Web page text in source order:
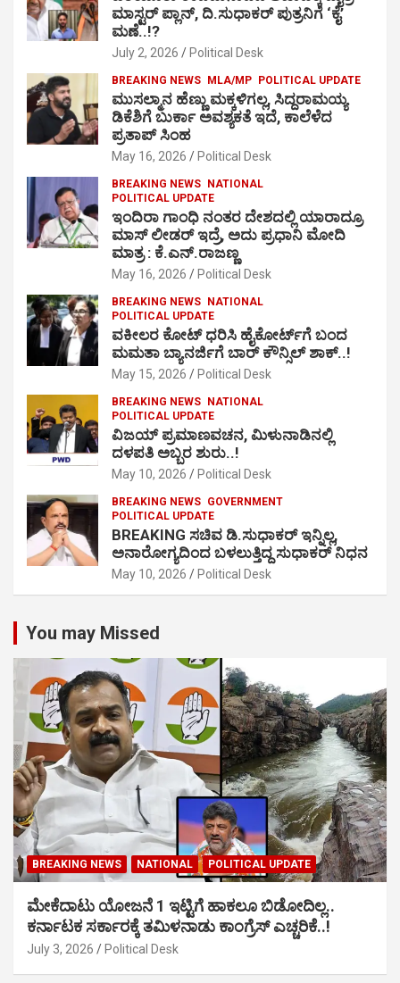
ಮಾಸ್ಟರ್ ಪ್ಲಾನ್, ದಿ.ಸುಧಾಕರ್ ಪುತ್ರನಿಗೆ ‘ಕೈ’
ಮಣೆ..!?
July 2, 2026 Political Desk
BREAKING NEWS MLA/MP POLITICAL UPDATE
ಮುಸಲ್ಮಾನ ಹೆಣ್ಣು ಮಕ್ಕಳಿಗಲ್ಲ, ಸಿದ್ದರಾಮಯ್ಯ
ಡಿಕೆಶಿಗೆ ಬುರ್ಕಾ ಅವಶ್ಯಕತೆ ಇದೆ, ಕಾಲೆಳೆದ
ಪ್ರತಾಪ್ ಸಿಂಹ
May 16, 2026 Political Desk
BREAKING NEWS
NATIONAL
POLITICAL UPDATE
ಇಂದಿರಾ ಗಾಂಧಿ ನಂತರ ದೇಶದಲ್ಲಿ ಯಾರಾದ್ರೂ
ಮಾಸ್ ಲೀಡರ್ ಇದ್ರೆ, ಅದು ಪ್ರಧಾನಿ ಮೋದಿ
ಮಾತ್ರ : ಕೆ.ಎನ್.ರಾಜಣ್ಣ
May 16, 2026 Political Desk
BREAKING NEWS
NATIONAL
POLITICAL UPDATE
ವಕೀಲರ ಕೋಟ್ ಧರಿಸಿ ಹೈಕೋರ್ಟ್​ಗೆ ಬಂದ
ಮಮತಾ ಬ್ಯಾನರ್ಜಿಗೆ ಬಾರ್ ಕೌನ್ಸಿಲ್ ಶಾಕ್..!
May 15, 2026 Political Desk
BREAKING NEWS
NATIONAL
POLITICAL UPDATE
ವಿಜಯ್ ಪ್ರಮಾಣವಚನ, ಮಿಳುನಾಡಿನಲ್ಲಿ
ದಳಪತಿ ಅಬ್ಬರ ಶುರು..!
May 10, 2026 Political Desk
BREAKING NEWS GOVERNMENT
POLITICAL UPDATE
BREAKING ಸಚಿವ ಡಿ.ಸುಧಾಕರ್ ಇನ್ನಿಲ್ಲ,
ಅನಾರೋಗ್ಯದಿಂದ ಬಳಲುತ್ತಿದ್ದ ಸುಧಾಕರ್ ನಿಧನ
May 10, 2026 Political Desk
You may Missed
BREAKING NEWS NATIONAL POLITICAL UPDATE
ಮೇಕೆದಾಟು ಯೋಜನೆ 1 ಇಟ್ಟಿಗೆ ಹಾಕಲೂ ಬಿಡೋದಿಲ್ಲ..
ಕರ್ನಾಟಕ ಸರ್ಕಾರಕ್ಕೆ ತಮಿಳನಾಡು ಕಾಂಗ್ರೆಸ್ ಎಚ್ಚರಿಕೆ..!
July 3, 2026 Political Desk